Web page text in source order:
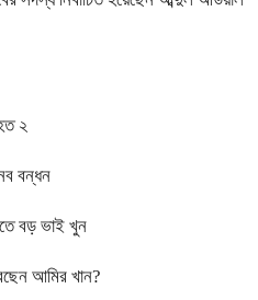
২
বন্ধন
বড় ভাই খুন
আমির খান?